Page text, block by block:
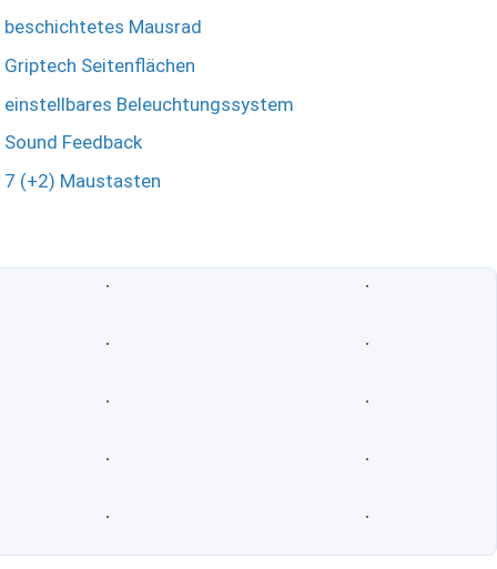
beschichtetes Mausrad
Griptech Seitenflächen
einstellbares Beleuchtungssystem
Sound Feedback
7 (+2) Maustasten